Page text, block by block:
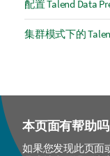
配置 Talend Data
集群模式下的
本页面有帮助吗
如果您发现此页面